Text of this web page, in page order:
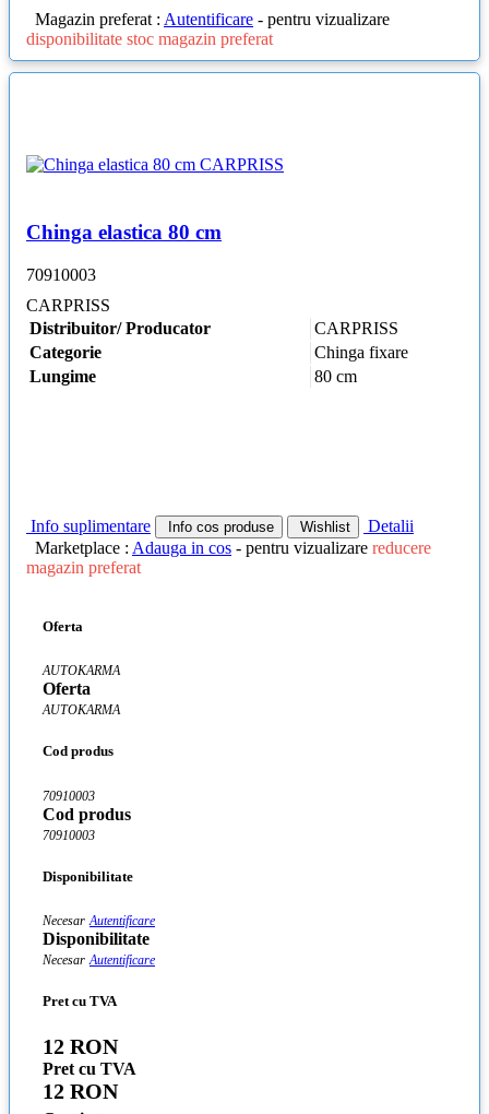
Magazin preferat : Autentificare - pentru vizualizare
disponibilitate stoc magazin preferat
Chinga elastica 80 cm
70910003
CARPRISS
Distribuitor/ Producator
CARPRISS
Categorie
Chinga fixare
Lungime
80 cm
Info suplimentare Info cos produse Wishlist
Detalii
Marketplace : Adauga in cos - pentru vizualizare reducere
magazin preferat
Oferta
AUTOKARMA
Oferta
AUTOKARMA
Cod produs
70910003
Cod produs
70910003
Disponibilitate
Necesar Autentificare
Disponibilitate
Necesar Autentificare
Pret cu TVA
12 RON
Pret cu TVA
12 RON